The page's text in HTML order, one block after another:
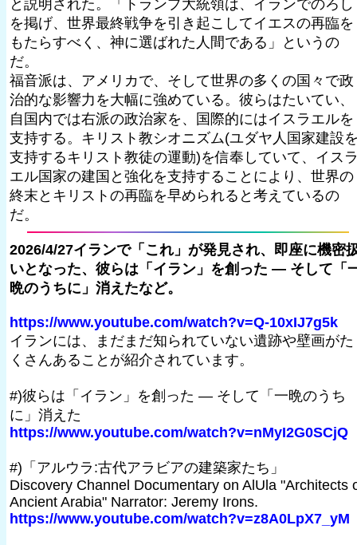
と説明された。「トランプ大統領は、イランでのろし
を掲げ、世界最終戦争を引き起こしてイエスの再臨を
もたらすべく、神に選ばれた人間である」というの
だ。
福音派は、アメリカで、そして世界の多くの国々で政
治的な影響力を大幅に強めている。彼らはたいてい、
自国内では右派の政治家を、国際的にはイスラエルを
支持する。キリスト教シオニズム(ユダヤ人国家建設
支持するキリスト教徒の運動)を信奉していて、イス
エル国家の建国と強化を支持することにより、世界の
終末とキリストの再臨を早められると考えているの
だ。
2026/4/27イランで「これ」が発見され、即座に機密
いとなった、彼らは「イラン」を創った — そして「
晩のうちに」消えたなど。
https://www.youtube.com/watch?v=Q-10xIJ7g5k
イランには、まだまだ知られていない遺跡や壁画がた
くさんあることが紹介されています。
#)彼らは「イラン」を創った — そして「一晩のうち
に」消えた
https://www.youtube.com/watch?v=nMyI2G0SCjQ
#)「アルウラ:古代アラビアの建築家たち」
Discovery Channel Documentary on AlUla "Architects
Ancient Arabia" Narrator: Jeremy Irons.
https://www.youtube.com/watch?v=z8A0LpX7_yM